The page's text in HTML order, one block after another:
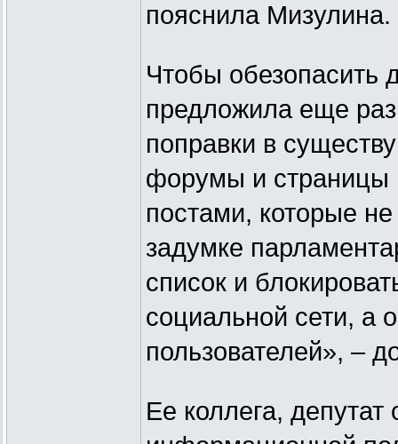
пояснила Мизулина.
Чтобы обезопасить
предложила еще раз
поправки в
форумы и страницы
постами, которые
задумке
список и
социальной сети, а
пользователей», –
Ее коллега,